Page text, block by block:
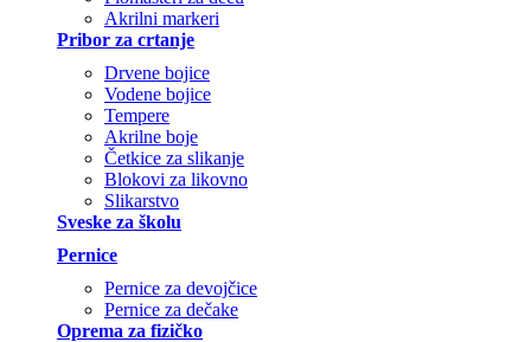
Akrilni markeri
Pribor za crtanje
Drvene bojice
Vodene bojice
Tempere
Akrilne boje
Četkice za slikanje
Blokovi za likovno
Slikarstvo
Sveske za školu
Pernice
Pernice za devojčice
Pernice za dečake
Oprema za fizičko